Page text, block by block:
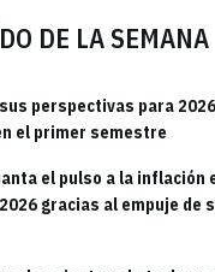
DE LA SEMANA
perspectivas para
el primer semestre
el pulso a la inflación
gracias al empuje de